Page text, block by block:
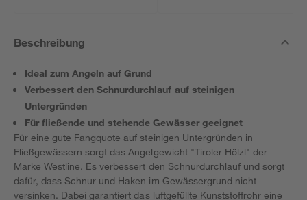
Beschreibung
Ideal zum Angeln auf Grund
Verbessert den Schnurdurchlauf auf steinigen
Untergründen
Für fließende und stehende Gewässer geeignet
Für eine gute Fangquote auf steinigen Untergründen in
Fließgewässern sorgt das Angelgewicht "Tiroler Hölzl" der
Marke Westline. Es verbessert den Schnurdurchlauf und sorgt
dafür, dass Schnur und Haken im Gewässergrund nicht
versinken. Dabei garantiert das luftgefüllte Kunststoffrohr eine